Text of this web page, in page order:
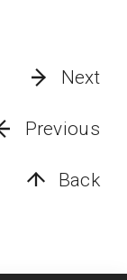
Next
Previous
Back